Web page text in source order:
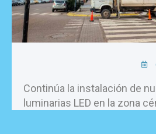
Continúa la instalación de
luminarias LED en la zona